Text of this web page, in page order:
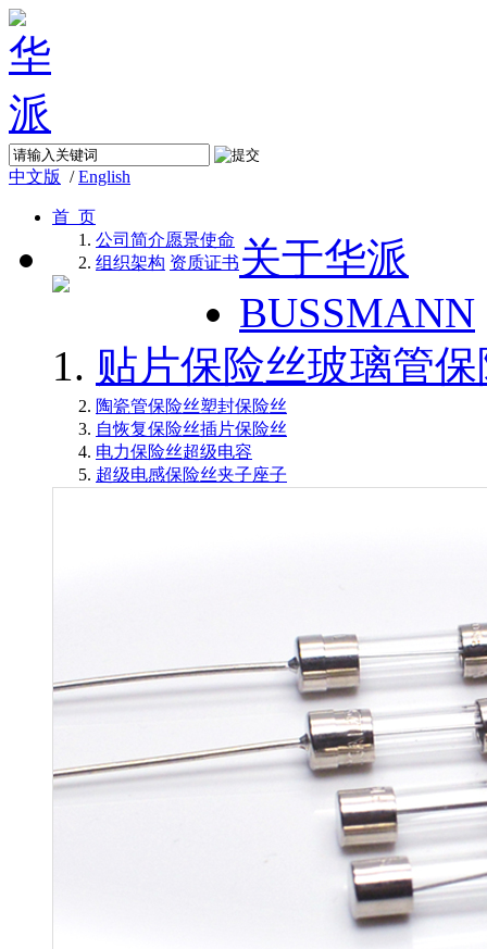
中文版 /English
首 页
关于华派
公司简介愿景使命
组织架构 资质证书
BUSSMANN
贴片保险丝玻璃管
陶瓷管保险丝塑封保险丝
自恢复保险丝插片保险丝
电力保险丝超级电容
超级电感保险丝夹子座子